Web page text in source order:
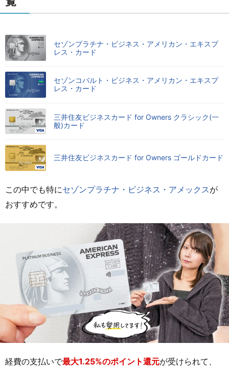
セゾンプラチナ・ビジネス・アメリカン・エキスプ
レス・カード
セゾンコバルト・ビジネス・アメリカン・エキスプ
レス・カード
三井住友ビジネスカード for Owners クラシック(一
般)カード
三井住友ビジネスカード for Owners ゴールドカード
この中でも特にセゾンプラチナ・ビジネス・アメックスが
おすすめです。
経費の支払いで最大1.25%のポイント還元が受けられて、